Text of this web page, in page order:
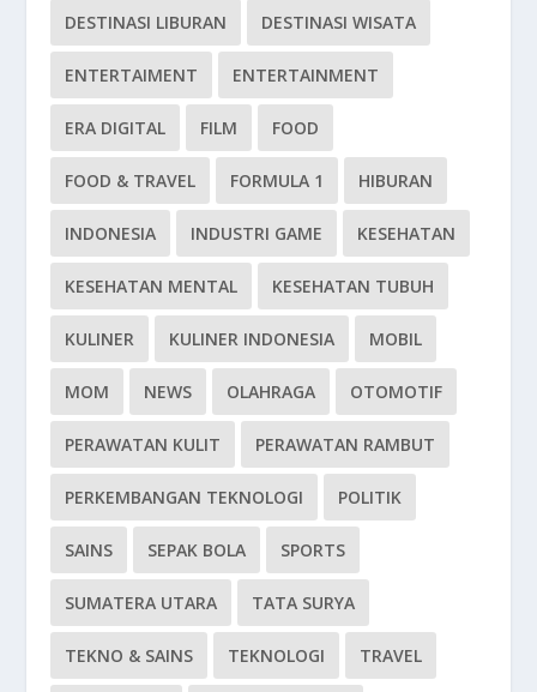
DESTINASI LIBURAN DESTINASI WISATA
ENTERTAIMENT ENTERTAINMENT
ERA DIGITAL FILM FOOD
FOOD & TRAVEL FORMULA 1 HIBURAN
INDONESIA INDUSTRI GAME KESEHATAN
KESEHATAN MENTAL KESEHATAN TUBUH
KULINER KULINER INDONESIA MOBIL
MOM NEWS OLAHRAGA OTOMOTIF
PERAWATAN KULIT PERAWATAN RAMBUT
PERKEMBANGAN TEKNOLOGI POLITIK
SAINS SEPAK BOLA SPORTS
SUMATERA UTARA TATA SURYA
TEKNO & SAINS TEKNOLOGI TRAVEL